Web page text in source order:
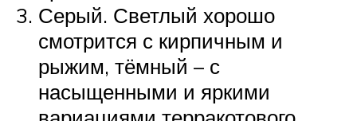
Серый. Светлый хорошо
смотрится с кирпичным и
рыжим, тёмный – с
насыщенными и яркими